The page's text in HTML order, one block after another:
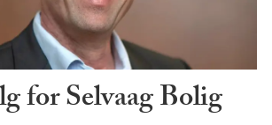
for Selvaag Bolig